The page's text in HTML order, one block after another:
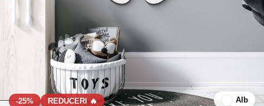
-25% REDUCERI 🔥 Alb